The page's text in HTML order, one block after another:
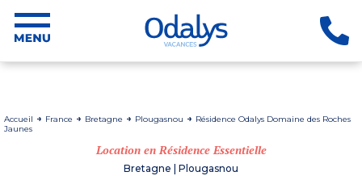
Accueil France Bretagne Plougasnou
Résidence Odalys Domaine des Roches
Jaunes
Location en Résidence Essentielle
Bretagne | Plougasnou